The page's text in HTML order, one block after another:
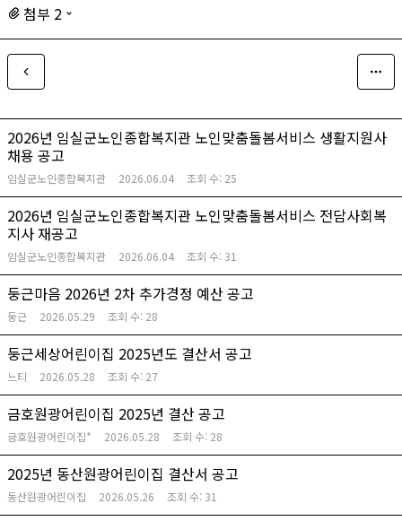
첨부 2
2026년 임실군노인종합복지관 노인맞춤돌봄서비스 생활지원사
채용 공고
임실군노인종합복지관 2026.06.04 조회 수: 25
2026년 임실군노인종합복지관 노인맞춤돌봄서비스 전담사회복
지사 재공고
임실군노인종합복지관 2026.06.04 조회 수: 31
둥근마음 2026년 2차 추가경정 예산 공고
둥근 2026.05.29 조회 수: 28
둥근세상어린이집 2025년도 결산서 공고
느티 2026.05.28 조회 수: 27
금호원광어린이집 2025년 결산 공고
금호원광어린이집* 2026.05.28 조회 수: 28
2025년 동산원광어린이집 결산서 공고
동산원광어린이집 2026.05.26 조회 수: 31